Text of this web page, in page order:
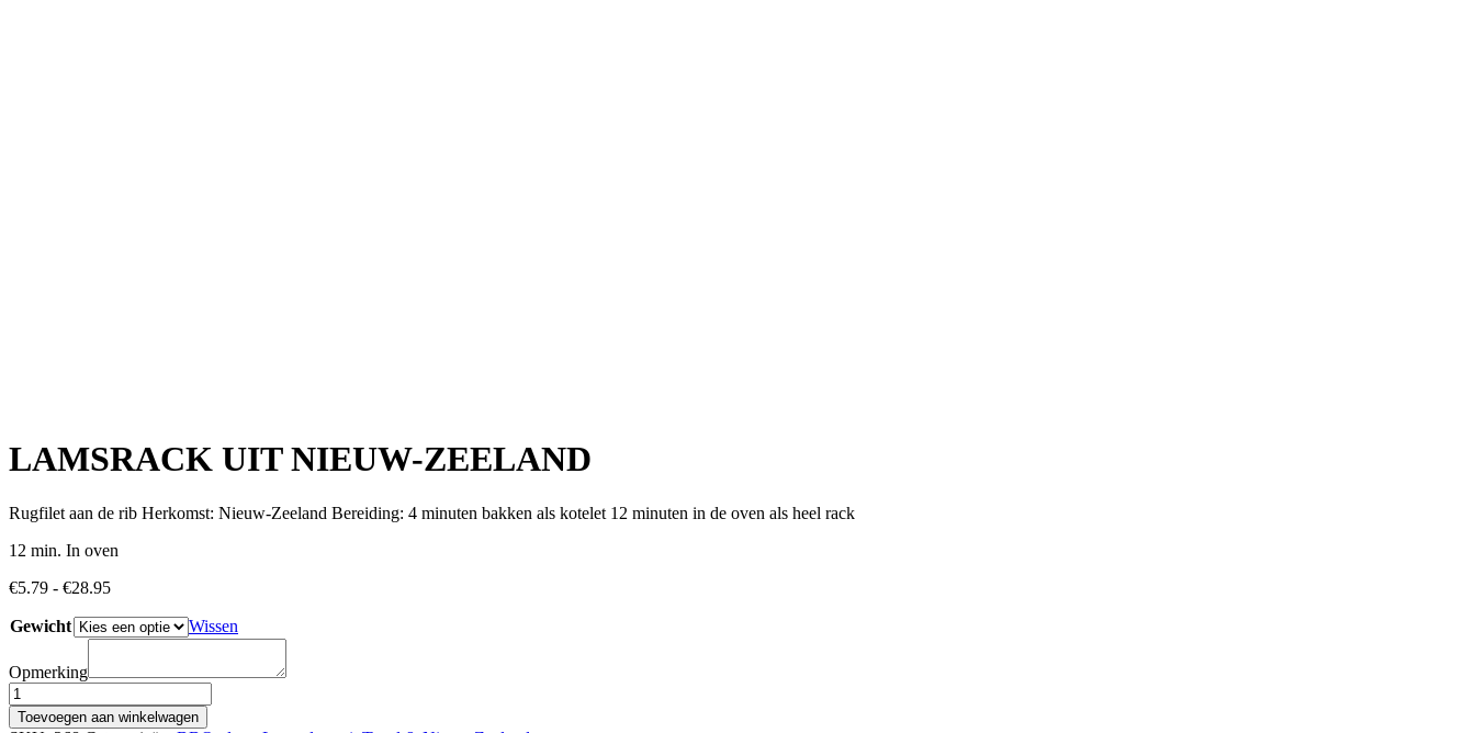
LAMSRACK UIT NIEUW-ZEELAND
Rugfilet aan de rib Herkomst: Nieuw-Zeeland Bereiding: 4 minuten bakken als kotelet 12 minuten in de oven als heel rack
12 min. In oven
€5.79 - €28.95Prijsklasse:
tot
€28.95
Gewicht Wissen
Opmerking
LAMSRACK
UIT
Toevoegen aan winkelwagen